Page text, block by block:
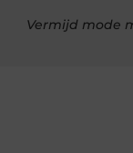
Vermijd mode